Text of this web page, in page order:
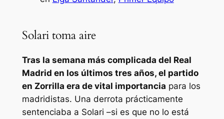
Solari toma aire
Tras la semana más complicada del Real
Madrid en los últimos tres años, el partido
en Zorrilla era de vital importancia para los
madridistas. Una derrota prácticamente
sentenciaba a Solari –si es que no lo está